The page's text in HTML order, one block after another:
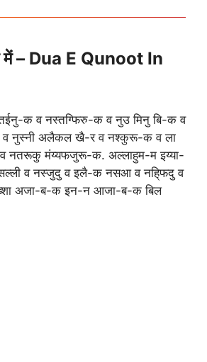
में – Dua E Qunoot In
क व नस्तग्फिरु-क व नुउ मिनु बि-क व
नुस्नी अलैकल खै-र व नश्कुरू-क व ला
नतरूकु मंय्यफजुरू-क. अल्लाहुम-म इय्या-
व नस्जुदु व इलै-क नसआ व नहि्फदु व
अजा-ब-क इन-न आजा-ब-क बिल